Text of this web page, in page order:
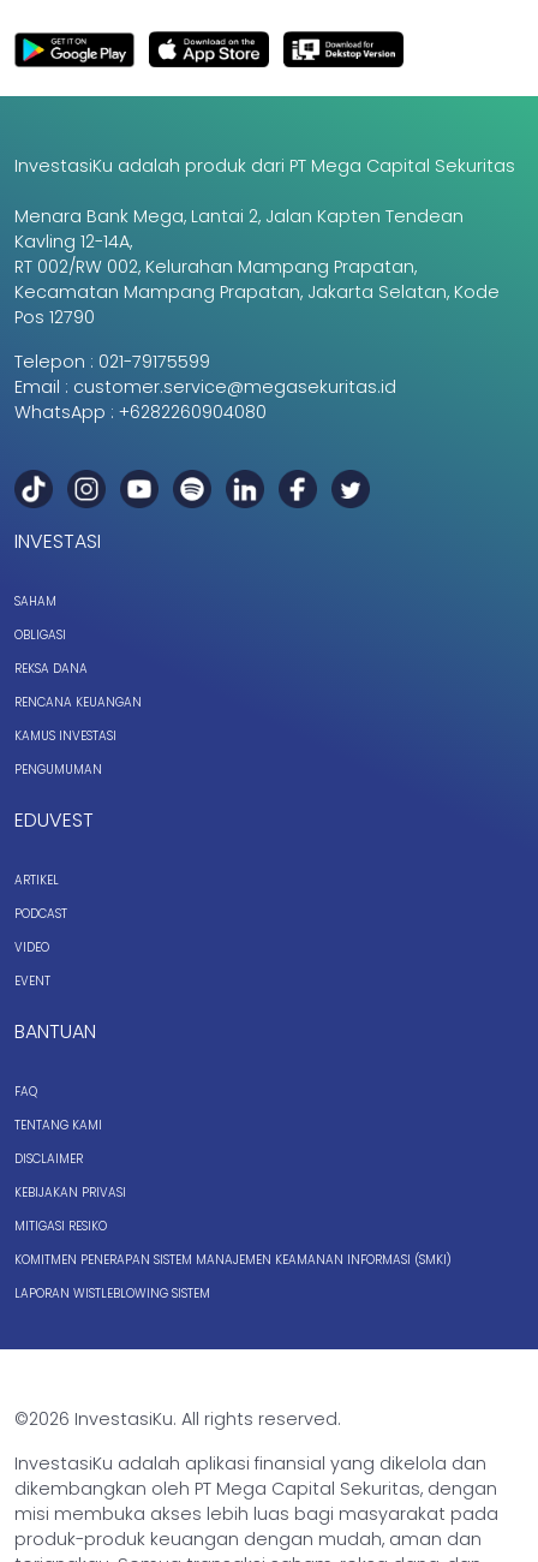
InvestasiKu adalah produk dari PT Mega Capital Sekuritas
Menara Bank Mega, Lantai 2, Jalan Kapten Tendean
Kavling 12-14A,
RT 002/RW 002, Kelurahan Mampang Prapatan,
Kecamatan Mampang Prapatan, Jakarta Selatan, Kode
Pos 12790
Telepon : 021-79175599
Email : customer.service@megasekuritas.id
WhatsApp : +6282260904080
INVESTASI
SAHAM
OBLIGASI
REKSA DANA
RENCANA KEUANGAN
KAMUS INVESTASI
PENGUMUMAN
EDUVEST
ARTIKEL
PODCAST
VIDEO
EVENT
BANTUAN
FAQ
TENTANG KAMI
DISCLAIMER
KEBIJAKAN PRIVASI
MITIGASI RESIKO
KOMITMEN PENERAPAN SISTEM MANAJEMEN KEAMANAN INFORMASI (SMKI)
LAPORAN WISTLEBLOWING SISTEM
©2026 InvestasiKu. All rights reserved.
InvestasiKu adalah aplikasi finansial yang dikelola dan
dikembangkan oleh PT Mega Capital Sekuritas, dengan
misi membuka akses lebih luas bagi masyarakat pada
produk-produk keuangan dengan mudah, aman dan